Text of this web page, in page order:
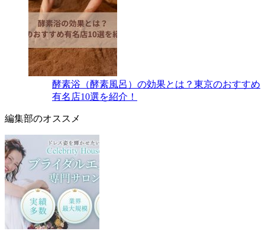
酵素浴（酵素風呂）の効果とは？東京のおすすめ
有名店10選を紹介！
編集部のオススメ